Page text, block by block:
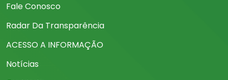
Fale Conosco
Radar Da Transparência
ACESSO A INFORMAÇÃO
Notícias